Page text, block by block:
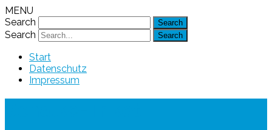
MENU
Search
Search
Start
Datenschutz
Impressum